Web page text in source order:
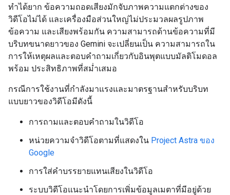
ทำได้ยาก ข้อความถอดเสียงมักจับภาพความแตกต่างของ
วิดีโอไม่ได้ และเครื่องมือส่วนใหญ่ไม่ประมวลผลรูปภาพ
ข้อความ และเสียงพร้อมกัน ความสามารถด้านข้อความที่มี
บริบทขนาดยาวของ Gemini จะเปลี่ยนเป็น ความสามารถใน
การให้เหตุผลและตอบคำถามเกี่ยวกับอินพุตแบบมัลติโมดอล
พร้อม ประสิทธิภาพที่สม่ำเสมอ
กรณีการใช้งานที่กำลังมาแรงและมาตรฐานสำหรับบริบท
แบบยาวของวิดีโอมีดังนี้
การถามและตอบคำถามในวิดีโอ
หน่วยความจำวิดีโอตามที่แสดงใน Project Astra ของ
Google
การใส่คำบรรยายแทนเสียงในวิดีโอ
ระบบวิดีโอแนะนำโดยการเพิ่มข้อมูลเมตาที่มีอยู่ด้วย